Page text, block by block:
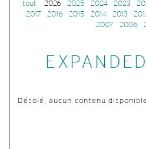
tout 2026 2025 2024 2023
2017
2016 2015 2014 2013
2007
2006
Désolé, aucun contenu